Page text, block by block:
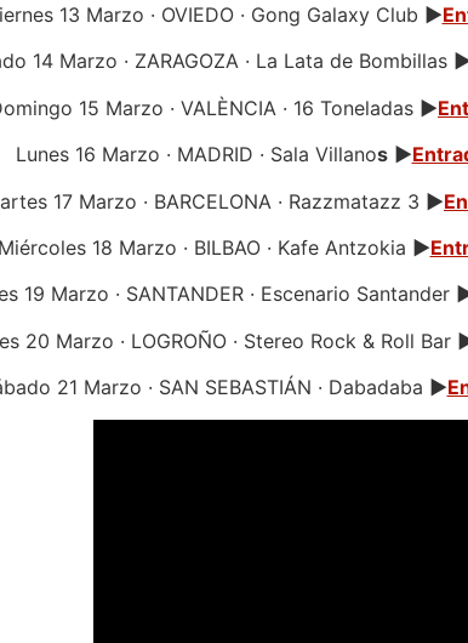
13 Marzo · OVIEDO · Gong Galaxy Club ►
14 Marzo · ZARAGOZA · La Lata de Bombillas
15 Marzo · VALÈNCIA · 16 Toneladas ►
Lunes 16 Marzo · MADRID · Sala Villanos ►
17 Marzo · BARCELONA · Razzmatazz 3 ►
Miércoles 18 Marzo · BILBAO · Kafe Antzokia ►
19 Marzo · SANTANDER · Escenario Santander
20 Marzo · LOGROÑO · Stereo Rock & Roll Bar
21 Marzo · SAN SEBASTIÁN · Dabadaba ►